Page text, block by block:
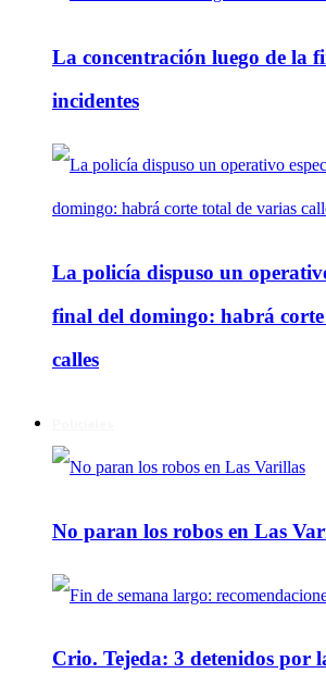
La concentración luego de la
incidentes
La policía dispuso un
final del domingo: habrá
calles
No paran los robos en Las
Crio. Tejeda: 3 detenidos por